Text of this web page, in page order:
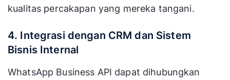
kualitas percakapan yang mereka tangani.
4. Integrasi dengan CRM dan Sistem
Bisnis Internal
WhatsApp Business API dapat dihubungkan